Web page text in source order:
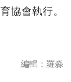
協會執行。
編輯：羅淼